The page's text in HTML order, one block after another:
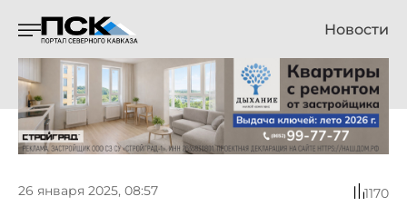
Новости
26 января 2025, 08:57 1170